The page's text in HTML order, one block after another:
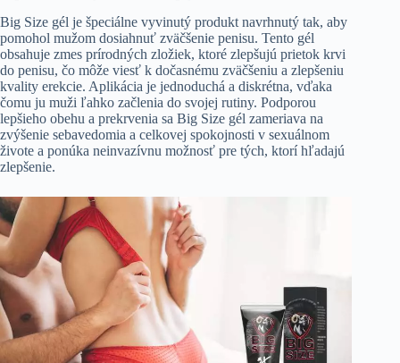
Big Size gél je špeciálne vyvinutý produkt navrhnutý tak, aby
pomohol mužom dosiahnuť zväčšenie penisu. Tento gél
obsahuje zmes prírodných zložiek, ktoré zlepšujú prietok krvi
do penisu, čo môže viesť k dočasnému zväčšeniu a zlepšeniu
kvality erekcie. Aplikácia je jednoduchá a diskrétna, vďaka
čomu ju muži ľahko začlenia do svojej rutiny. Podporou
lepšieho obehu a prekrvenia sa Big Size gél zameriava na
zvýšenie sebavedomia a celkovej spokojnosti v sexuálnom
živote a ponúka neinvazívnu možnosť pre tých, ktorí hľadajú
zlepšenie.